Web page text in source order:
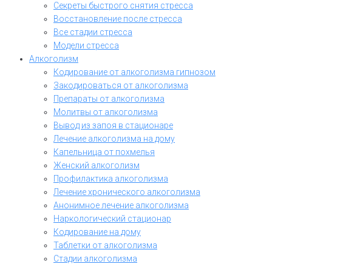
Секреты быстрого снятия стресса
Восстановление после стресса
Все стадии стресса
Модели стресса
Алкоголизм
Кодирование от алкоголизма гипнозом
Закодироваться от алкоголизма
Препараты от алкоголизма
Молитвы от алкоголизма
Вывод из запоя в стационаре
Лечение алкоголизма на дому
Капельница от похмелья
Женский алкоголизм
Профилактика алкоголизма
Лечение хронического алкоголизма
Анонимное лечение алкоголизма
Наркологический стационар
Кодирование на дому
Таблетки от алкоголизма
Стадии алкоголизма